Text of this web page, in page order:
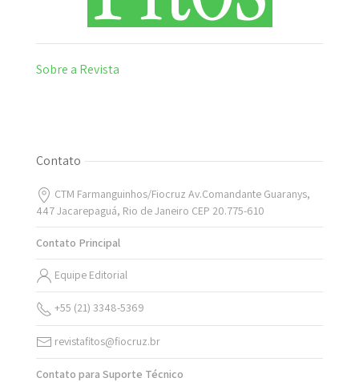
Sobre a Revista
Contato
CTM Farmanguinhos/Fiocruz Av.Comandante Guaranys,
447 Jacarepaguá, Rio de Janeiro CEP 20.775-610
Contato Principal
Equipe Editorial
+55 (21) 3348-5369
revistafitos@fiocruz.br
Contato para Suporte Técnico